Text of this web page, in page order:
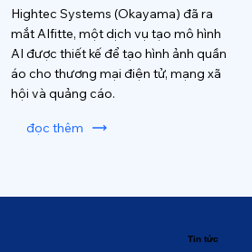
Hightec Systems (Okayama) đã ra
mắt AIfitte, một dịch vụ tạo mô hình
AI được thiết kế để tạo hình ảnh quần
áo cho thương mại điện tử, mạng xã
hội và quảng cáo.
đọc thêm
Tin tức